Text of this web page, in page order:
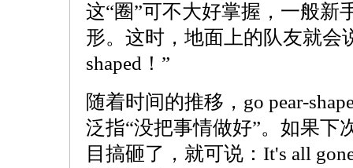
这“圈”可不大好掌握，一般新
形。这时，地面上的队友就会
shaped！”
随着时间的推移，go pear-
泛指“没把事情做好”。如果下
目搞砸了，就可说：It's all